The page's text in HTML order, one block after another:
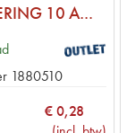
STEEKZEKERING 10 AMP MINI
1880510
€0,28